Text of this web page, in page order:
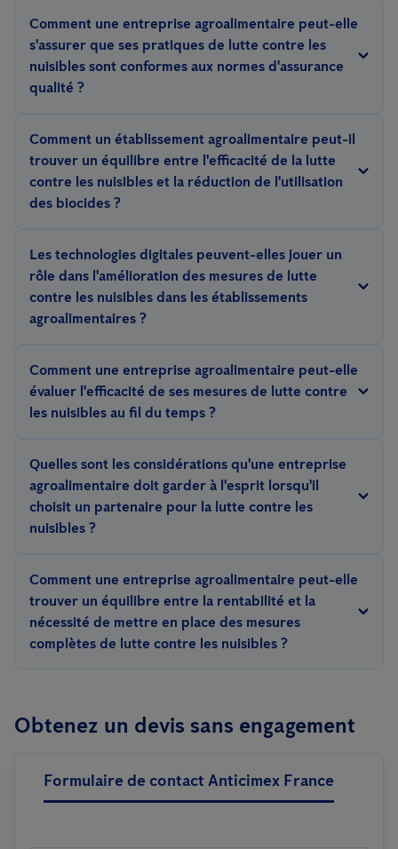
Comment une entreprise agroalimentaire peut-elle
s'assurer que ses pratiques de lutte contre les
nuisibles sont conformes aux normes d'assurance
qualité ?
gestion de la qualité, en veillant à ce que les protocoles
respectent ou dépassent les normes d'assurance qualité
spécifiques au secteur.
Comment un établissement agroalimentaire peut-il
trouver un équilibre entre l'efficacité de la lutte
contre les nuisibles et la réduction de l'utilisation
des biocides ?
donnent la priorité aux méthodes non chimiques, telles que la
surveillance numérique, les pièges, l'assainissement et les
contrôles biologiques, afin de réduire la dépendance à l'égard
Les technologies digitales peuvent-elles jouer un
rôle dans l'amélioration des mesures de lutte
contre les nuisibles dans les établissements
agroalimentaires ?
permettre une surveillance en temps réel, améliorant ainsi
l'efficacité des efforts de lutte contre les nuisibles. Les solutions
électroniques et des capacités de reporting en ligne, soutenant
une approche préventive qui permet une détection précoce.
Comment une entreprise agroalimentaire peut-elle
évaluer l'efficacité de ses mesures de lutte contre
les nuisibles au fil du temps ?
(ICP), effectuer des audits et demander l'avis des employés afin
de garantir l'amélioration continue des stratégies de lutte
contre les nuisibles.
Quelles sont les considérations qu'une entreprise
agroalimentaire doit garder à l'esprit lorsqu'il
choisit un partenaire pour la lutte contre les
nuisibles ?
de l'alimentation B2B, qui comprend les défis uniques et qui
offre des solutions proactives sur mesure.
Lisez nos conseils ici.
Comment une entreprise agroalimentaire peut-elle
trouver un équilibre entre la rentabilité et la
nécessité de mettre en place des mesures
complètes de lutte contre les nuisibles ?
compromettre l'efficacité des stratégies de lutte contre les
Obtenez un devis sans engagement
Formulaire de contact Anticimex France